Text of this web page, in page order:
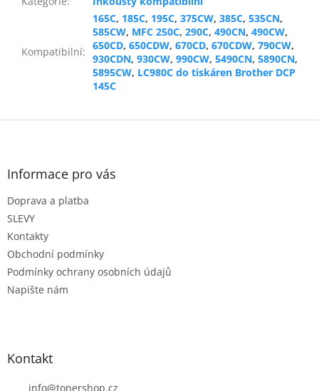
Kompatibilní:
165C, 185C, 195C, 375CW, 385C, 535CN,
585CW, MFC 250C, 290C, 490CN, 490CW,
650CD, 650CDW, 670CD, 670CDW, 790CW,
930CDN, 930CW, 990CW, 5490CN, 5890CN,
5895CW, LC980C do tiskáren Brother DCP
145C
Z
Informace pro vás
Doprava a platba
SLEVY
Kontakty
Obchodní podmínky
Podmínky ochrany osobních údajů
Napište nám
Kontakt
info@tonershop.cz